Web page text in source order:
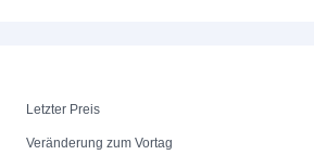
Letzter Preis
Veränderung zum Vortag